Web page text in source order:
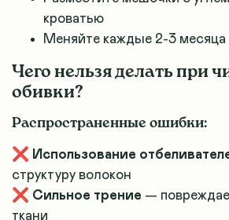
кроватью
Меняйте каждые 2-3 месяца
Чего нельзя делать при
обивки?
Распространенные ошибки:
❌ Использование
структуру волокон
❌ Сильное трение —
ткани